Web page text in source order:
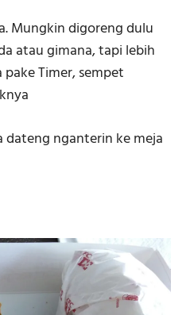
Mungkin digoreng dulu
atau gimana, tapi lebih
Timer, sempet
dateng nganterin ke meja